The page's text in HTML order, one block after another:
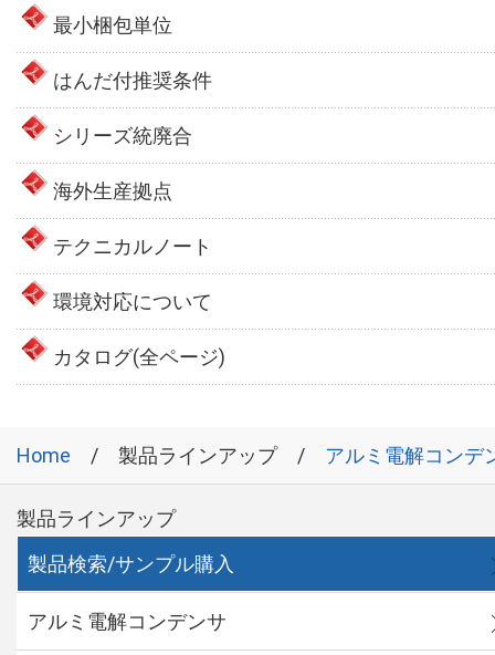
最小梱包単位
はんだ付推奨条件
シリーズ統廃合
海外生産拠点
テクニカルノート
環境対応について
カタログ(全ページ)
Home 製品ラインアップ アルミ電解コンデ
製品ラインアップ
製品検索/サンプル購入
アルミ電解コンデンサ